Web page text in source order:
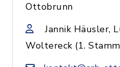
Ottobrunn
Jannik Häusler,
Woltereck (1.